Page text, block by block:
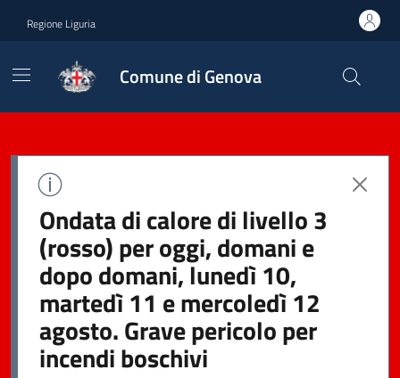
Regione Liguria
Comune di Genova
Ondata di calore di livello 3
(rosso) per oggi, domani e
dopo domani, lunedì 10,
martedì 11 e mercoledì 12
agosto. Grave pericolo per
incendi boschivi